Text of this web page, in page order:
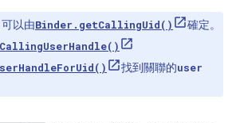
以由Binder.getCallingUid()
確定。
找到關聯的user